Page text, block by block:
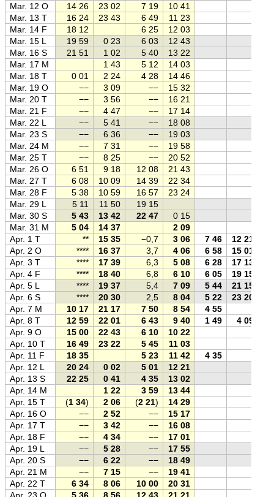
Mar. 12 O
14 26 23 02 7 19
10 41
Mar. 13 T
16 24 23 43 6 49
11 23
Mar. 14 F
18 12 6 25
12 03
Mar. 15 L
19 59 0 23 6 03
12 43
Mar. 16 S
21 51 1 02 5 40
13 22
Mar. 17 M
1 43 5 12
14 03
Mar. 18 T
0 01 2 24 4 28
14 46
Mar. 19 O
−− 3 09 −−
15 32
Mar. 20 T
−− 3 56 −−
16 21
Mar. 21 F
−− 4 47 −−
17 14
Mar. 22 L
−− 5 41 −−
18 08
Mar. 23 S
−− 6 36 −−
19 03
Mar. 24 M
−− 7 31 −−
19 58
Mar. 25 T
−− 8 25 −−
20 52
Mar. 26 O
6 51 9 18 12 08
21 43
Mar. 27 T
6 08 10 09 14 39
22 34
Mar. 28 F
5 38 10 59 16 57
23 24
Mar. 29 L
5 11 11 50
19 15
Mar. 30 S
5 43 13 42 22 47
0 15
Mar. 31 M
5 04 14 37
2 09
Apr. 1 T
** 15 35 −0,7 3 06 7 46
12 21
Apr. 2 O
**** 16 37 3,7 4 06 6 58
15 01
Apr. 3 T
**** 17 39 6,3 5 08 6 28
17 13
Apr. 4 F
**** 18 40 6,8 6 10 6 05
19 15
Apr. 5 L
**** 19 37 5,4 7 09 5 44
21 15
Apr. 6 S
**** 20 30 2,5 8 04 5 22
23 20
Apr. 7 M
10 17 21 17 7 50 8 54
4 55
Apr. 8 T
12 59 22 01 6 43 9 40 1 49
4 09
Apr. 9 O
15 00 22 43 6 10
10 22
Apr. 10 T
16 49 23 22 5 45
11 03
Apr. 11 F
18 35 5 23 11 42
4 35
Apr. 12 L
20 24 0 02 5 01
12 21
Apr. 13 S
22 25 0 41 4 35
13 02
Apr. 14 M
1 22 3 59
13 44
Apr. 15 T
(1 34) 2 06 (2 21)
14 29
Apr. 16 O
−− 2 52 −−
15 17
Apr. 17 T
−− 3 42 −−
16 08
Apr. 18 F
−− 4 34 −−
17 01
Apr. 19 L
−− 5 28 −−
17 55
Apr. 20 S
−− 6 22 −−
18 49
Apr. 21 M
−− 7 15 −−
19 41
Apr. 22 T
6 34 8 06 10 00
20 31
Apr. 23 O
5 36 8 56 12 43 21 21